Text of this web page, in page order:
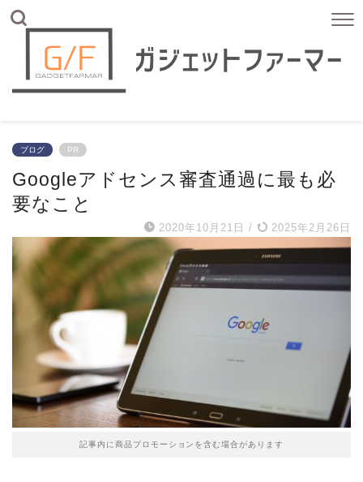
ブログ PR
Googleアドセンス審査通過に最も必
要なこと
2020年10月21日 / 2025年2月26日
記事内に商品プロモーションを含む場合があります